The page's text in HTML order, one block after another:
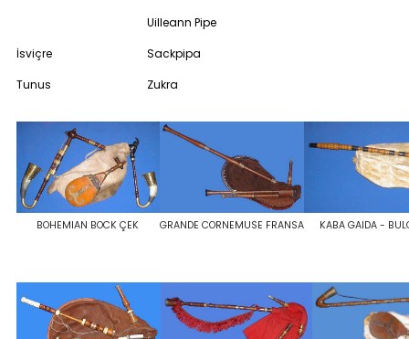
Uilleann Pipe
İsviçre
Sackpipa
Tunus
Zukra
BOHEMIAN BOCK ÇEK GRANDE CORNEMUSE FRANSA KABA GAIDA -